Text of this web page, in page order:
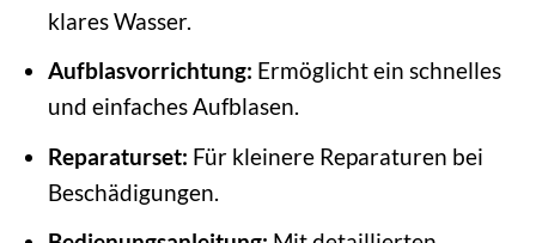
klares Wasser.
Aufblasvorrichtung: Ermöglicht ein schnelles
und einfaches Aufblasen.
Reparaturset: Für kleinere Reparaturen bei
Beschädigungen.